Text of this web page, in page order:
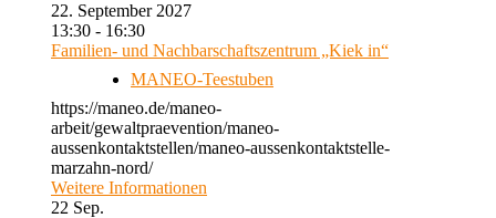
22. September 2027
13:30 - 16:30
Familien- und Nachbarschaftszentrum „Kiek in“
MANEO-Teestuben
https://maneo.de/maneo-
arbeit/gewaltpraevention/maneo-
aussenkontaktstellen/maneo-aussenkontaktstelle-
marzahn-nord/
Weitere Informationen
22 Sep.